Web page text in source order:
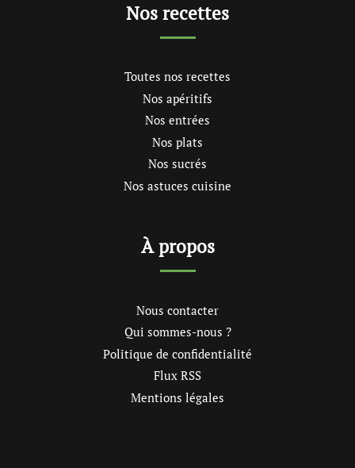
Nos recettes
Toutes nos recettes
Nos apéritifs
Nos entrées
Nos plats
Nos sucrés
Nos astuces cuisine
À propos
Nous contacter
Qui sommes-nous ?
Politique de confidentialité
Flux RSS
Mentions légales